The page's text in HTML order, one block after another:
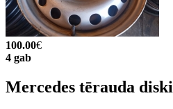
100.00€
4 gab
Mercedes tērauda diski